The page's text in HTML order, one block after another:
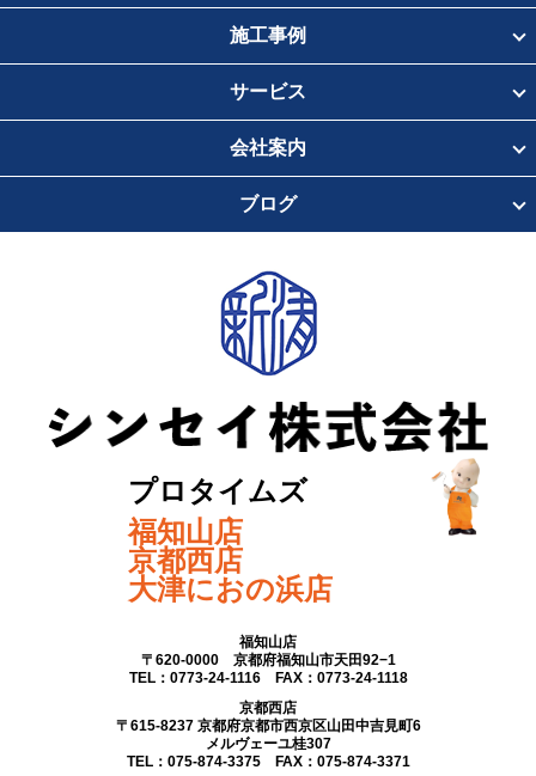
施工事例
サービス
会社案内
ブログ
プロタイムズ
福知山店
京都西店
大津におの浜店
福知山店
〒620-0000 京都府福知山市天田92−1
TEL：0773-24-1116 FAX：0773-24-1118
京都西店
〒615-8237 京都府京都市西京区山田中吉見町6
メルヴェーユ桂307
TEL：075-874-3375 FAX：075-874-3371